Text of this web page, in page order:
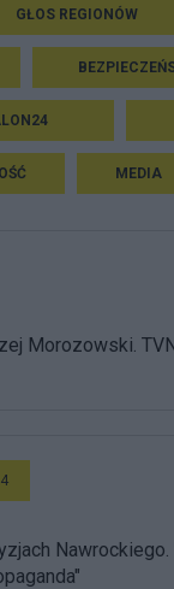
GŁOS REGIONÓW
MEDIA
Morozowski.
Nawrockiego.